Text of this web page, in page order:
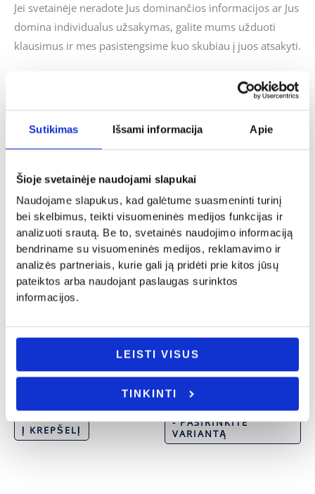
Sutikimas Išsami informacija Apie
Šioje svetainėje naudojami slapukai
Naudojame slapukus, kad galėtume suasmeninti turinį
bei skelbimus, teikti visuomeninės medijos funkcijas ir
analizuoti srautą. Be to, svetainės naudojimo informaciją
bendriname su visuomeninės medijos, reklamavimo ir
analizės partneriais, kurie gali ją pridėti prie kitos jūsų
pateiktos arba naudojant paslaugas surinktos
informacijos.
LEISTI VISUS
TINKINTI
Jei svetainėje neradote Jus dominančios informacijos ar Jus
domina individualus užsakymas, galite mums užduoti
klausimus ir mes pasistengsime kuo skubiau į juos atsakyti.
Panašūs produktai
Tėvo diena
Bokalas „Tėtis, senelis, uošvis”
15.00€
Į KREPŠELĮ
Tėvo diena
Raktų pakabukas „Tėtis namų
karalius”
5.00
Į KREPŠELĮ
Tėvo diena
Į KREPŠELĮ
Šaukšteliai
Šaukštelis su modelinu „Tėčio”
12.00 €
- PASIRINKITE
VARIANTĄ